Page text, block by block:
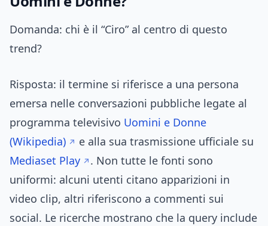
Domanda: chi è il “Ciro” al centro di questo
trend?
Risposta: il termine si riferisce a una persona
emersa nelle conversazioni pubbliche legate al
programma televisivo Uomini e Donne
(Wikipedia)
e alla sua trasmissione ufficiale su
Mediaset Play
. Non tutte le fonti sono
uniformi: alcuni utenti citano apparizioni in
video clip, altri riferiscono a commenti sui
social. Le ricerche mostrano che la query include